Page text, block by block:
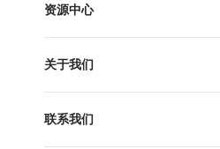
资源中心
关于我们
联系我们